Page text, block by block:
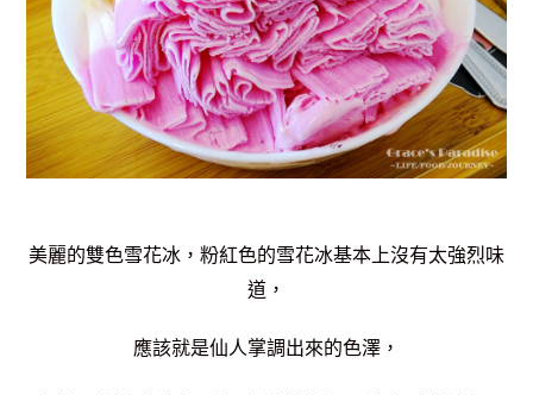
美麗的雙色雪花冰，粉紅色的雪花冰基本上沒有太強烈味
道，
應該就是仙人掌調出來的色澤，